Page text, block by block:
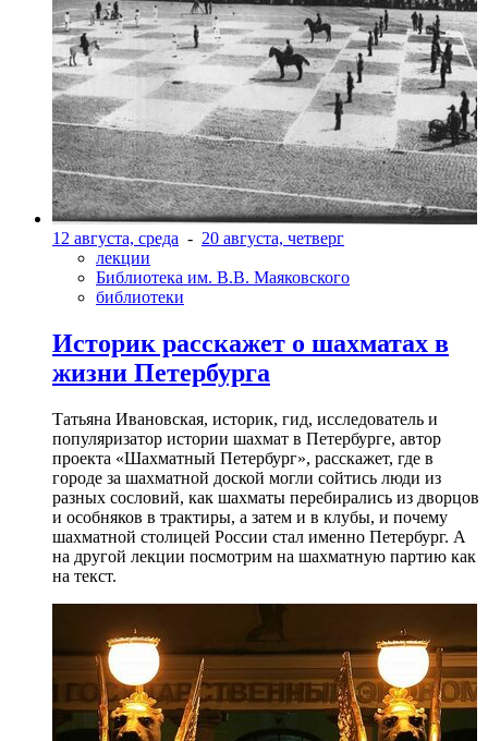
12 августа, среда - 20 августа, четверг
лекции
Библиотека им. В.В. Маяковского
библиотеки
Историк расскажет о шахматах в
жизни Петербурга
Татьяна Ивановская, историк, гид, исследователь и
популяризатор истории шахмат в Петербурге, автор
проекта «Шахматный Петербург», расскажет, где в
городе за шахматной доской могли сойтись люди из
разных сословий, как шахматы перебирались из дворцов
и особняков в трактиры, а затем и в клубы, и почему
шахматной столицей России стал именно Петербург. А
на другой лекции посмотрим на шахматную партию как
на текст.